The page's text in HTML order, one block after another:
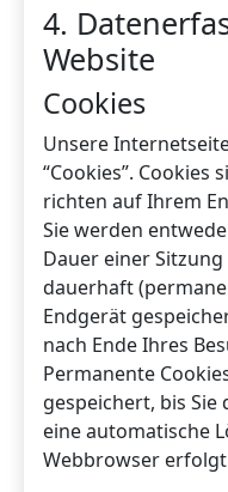
4.
Website
Cookies
Unsere
“Cookies”. Cookies
richten auf Ihrem
Sie werden
Dauer einer
dauerhaft
Endgerät
nach Ende Ihres
Permanente
gespeichert, bis Sie
eine automatische
Webbrowser